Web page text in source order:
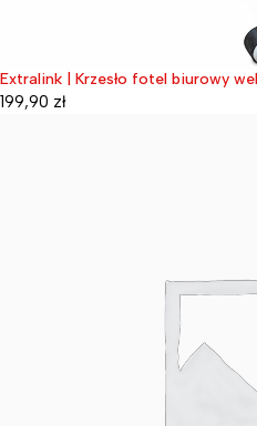
Extralink | Krzesło fotel biurowy
199,90 zł